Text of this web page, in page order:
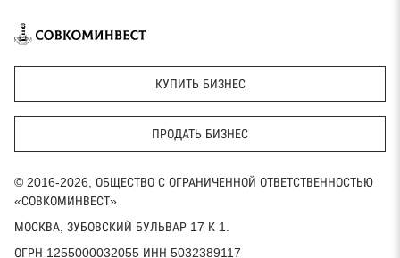
КУПИТЬ БИЗНЕС
ПРОДАТЬ БИЗНЕС
© 2016-2026, ОБЩЕСТВО С ОГРАНИЧЕННОЙ ОТВЕТСТВЕННОСТЬЮ
«СОВКОМИНВЕСТ»
МОСКВА, ЗУБОВСКИЙ БУЛЬВАР 17 К 1.
ОГРН 1255000032055 ИНН 5032389117